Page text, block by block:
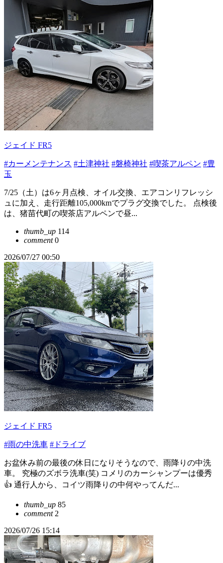
ジェイド FR5
#カーメンテナンス #土津神社 #磐椅神社 #喫茶アルペン #豊
玉
7/25（土）は6ヶ月点検、オイル交換、エアコンリフレッシ
ュに加え、走行距離105,000kmでプラグ交換でした。 点検後
は、猪苗代町の喫茶店アルペンで昼...
thumb_up 114
comment0
2026/07/27 00:50
ジェイド FR5
#雨の中洗車 #ドライブ
お盆休み前の最後の休日になりそうなので、雨降りの中洗
車。 究極のズボラ洗車(笑) コメリのカーシャンプーは優秀
👍 通行人から、コイツ雨降りの中何やってんだ...
thumb_up 85
comment2
2026/07/26 15:14